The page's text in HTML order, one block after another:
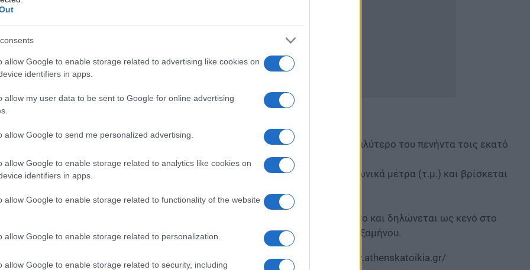
allow Google to enable storage related to advertising like cookies on
identifiers in apps.
allow my user data to be sent to Google for online advertising
allow Google to send me personalized advertising.
allow Google to enable storage related to analytics like cookies on
identifiers in apps.
allow Google to enable storage related to functionality of the website
allow Google to enable storage related to personalization.
allow Google to enable storage related to security, including
την κυριότητα ή την επικαρπία του ακινήτου κατά ποσοστό ίσο ή μεγαλύτερο του πενήντα τοις εκατό
έχει εμβαδόν από τριάντα πέντε (35) έως εκατό είκοσι (120) τετραγωνικά μέτρα (τ.μ.) και βρίσκεται
είναι νομίμως υφιστάμενο και μη κατεδαφιστέο
δεν έχει δηλωθεί ως πρώτη κατοικία, δεν έχει δηλωθεί ως μισθωμένο και δηλώνεται ως κενό στο
Ε2 που συνοδεύει τη δήλωση φορολογίας εισοδήματος του τελευταίου εξαμήνου.
των ιδιοκτητών υποβάλλεται στην ηλεκτρονική διεύθυνση https://www.athenskatoikia.gr/